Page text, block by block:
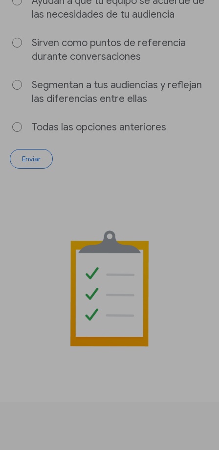
las necesidades de tu audiencia
Sirven como puntos de referencia
durante conversaciones
Segmentan a tus audiencias y reflejan
las diferencias entre ellas
Todas las opciones anteriores
Enviar